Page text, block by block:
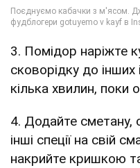
3. Помідор наріжте
сковорідку до інших
кілька хвилин, поки
4. Додайте сметану,
інші спеції на свій
накрийте кришкою